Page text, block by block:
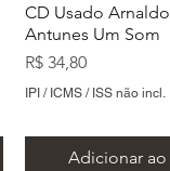
CD Usado Arnaldo
Antunes Um Som
Preço
R$ 34,80
IPI / ICMS / ISS não incl.
Adicionar ao